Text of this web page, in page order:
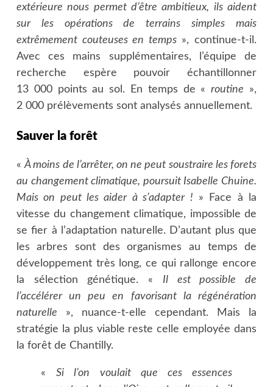
extérieure nous permet d’être ambitieux, ils aident
sur les opérations de terrains simples mais
extrêmement couteuses en temps», continue-t-il.
Avec ces mains supplémentaires, l’équipe de
recherche espère pouvoir échantillonner
13 000 points au sol. En temps de «routine »,
2 000 prélèvements sont analysés annuellement.
Sauver la forêt
«À moins de l’arrêter, on ne peut soustraire les forets
au changement climatique, poursuit Isabelle Chuine.
Mais on peut les aider à s’adapter ! » Face à la
vitesse du changement climatique, impossible de
se fier à l’adaptation naturelle. D’autant plus que
les arbres sont des organismes au temps de
développement très long, ce qui rallonge encore
la sélection génétique. « Il est possible de
l’accélérer un peu en favorisant la régénération
naturelle », nuance-t-elle cependant. Mais la
stratégie la plus viable reste celle employée dans
la forêt de Chantilly.
«Si l’on voulait que ces essences